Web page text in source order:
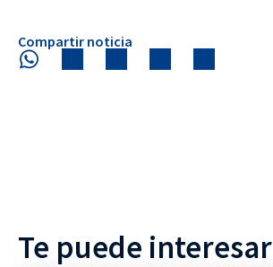
Compartir noticia
Te puede interesar